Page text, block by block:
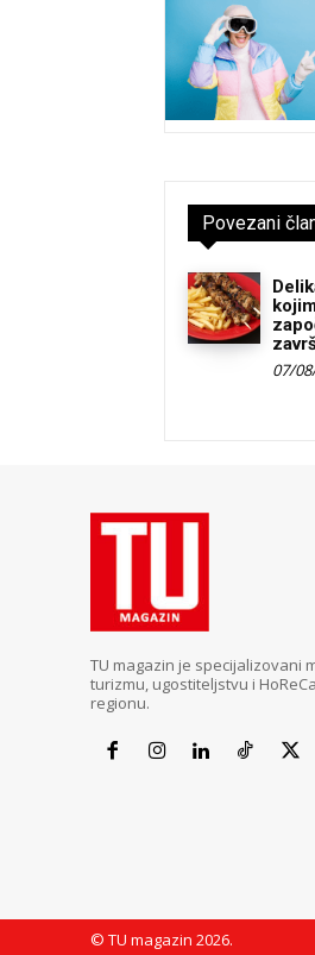
Povezani
07/
TU magazin je specijalizovani
turizmu, ugostiteljstvu i
regionu.
© TU magazin 2026.